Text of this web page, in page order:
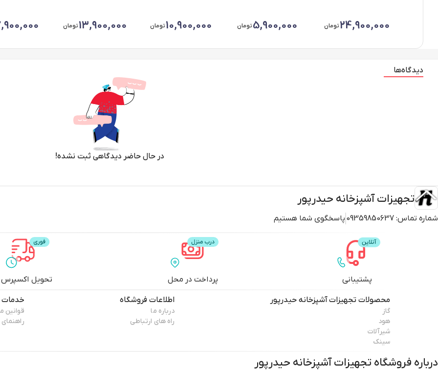
24,900,000تومان 5,900,000تومان 10,900,000تومان 13,900,000تومان
دیدگاه‌ها
در حال حاضر دیدگاهی ثبت نشده!
تجهیزات آشپزخانه حیدرپور
شماره تماس: 09359850637 پاسخگوی شما هستیم
پشتیبانی پرداخت در محل تحویل اکسپرس
محصولات تجهیزات آشپزخانه حیدرپور
گاز
هود
شیرآلات
سینک
اطلاعات فروشگاه
درباره ما
راه های ارتباطی
خدمات
قوانین
درباره فروشگاه تجهیزات آشپزخانه حیدرپور